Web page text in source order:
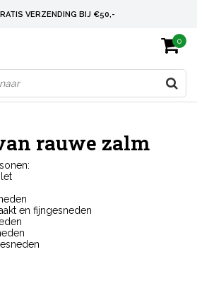
VERZENDING BIJ €50,-
VERZENDING BIJ € 75
VERSANDKOSTENFREI AB € 75
0
rauwe zalm
en fijngesneden